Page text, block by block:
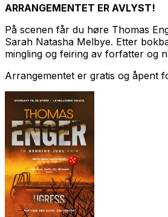
ARRANGEMENTET ER AVLYST!
På scenen får du høre Thomas
Sarah Natasha Melbye. Etter
mingling og feiring av forfatter og
Arrangementet er gratis og åpent